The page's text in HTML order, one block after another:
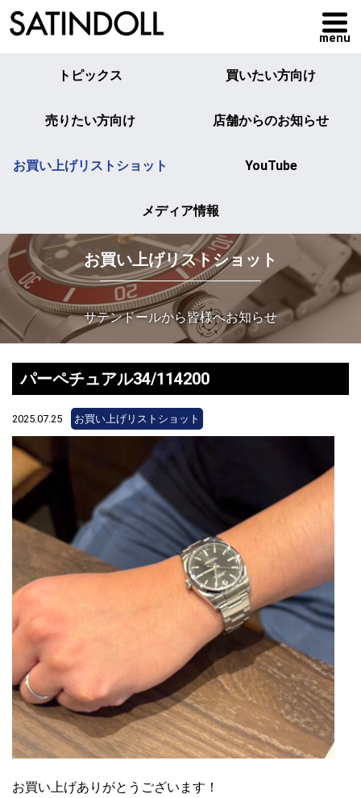
menu
トピックス 買いたい方向け
売りたい方向け 店舗からのお知らせ
お買い上げリストショット YouTube
メディア情報
お買い上げリストショット
サテンドールから皆様へお知らせ
パーペチュアル34/114200
2025.07.25 お買い上げリストショット
お買い上げありがとうございます！